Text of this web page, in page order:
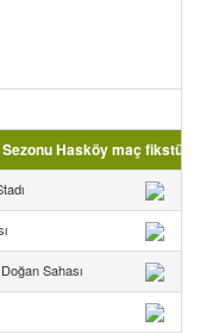
Hasköy maç
Sahası